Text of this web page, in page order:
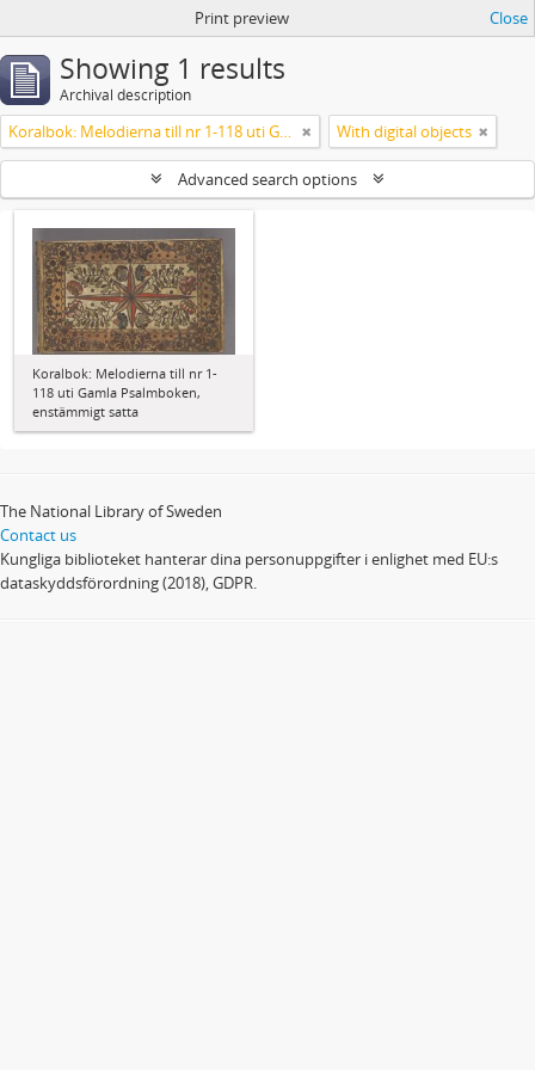
Print preview Close
Showing 1 results
Archival description
Koralbok: Melodierna till nr 1-118 uti Gamla Psalmboken, enstämmigt satta With digital objects
Advanced search options
Koralbok: Melodierna till nr 1-
118 uti Gamla Psalmboken,
enstämmigt satta
The National Library of Sweden
Contact us
Kungliga biblioteket hanterar dina personuppgifter i enlighet med EU:s
dataskyddsförordning (2018), GDPR.